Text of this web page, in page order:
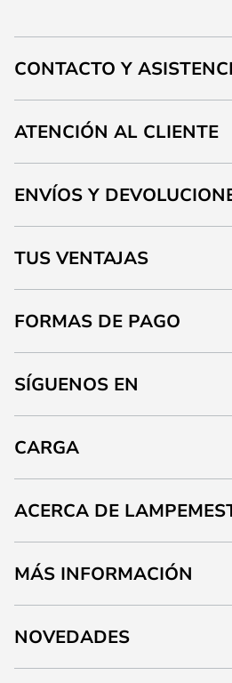
CONTACTO Y
ATENCIÓN AL CLIENTE
ENVÍOS Y
TUS VENTAJAS
FORMAS DE PAGO
SÍGUENOS EN
CARGA
ACERCA DE
MÁS INFORMACIÓN
NOVEDADES